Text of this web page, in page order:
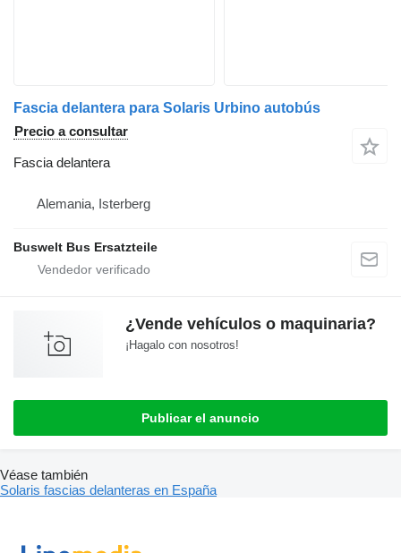
Fascia delantera para Solaris Urbino autobús
Precio a consultar
Fascia delantera
Alemania, Isterberg
Buswelt Bus Ersatzteile
¿Vende vehículos o maquinaria?
¡Hagalo con nosotros!
Publicar el anuncio
Véase también
Solaris fascias delanteras en España